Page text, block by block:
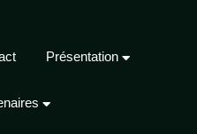
Présentation